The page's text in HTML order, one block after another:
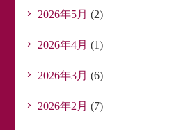
2026年5月 (2)
2026年4月 (1)
2026年3月 (6)
2026年2月 (7)